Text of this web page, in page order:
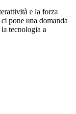
e la forza
pone una domanda
tecnologia a